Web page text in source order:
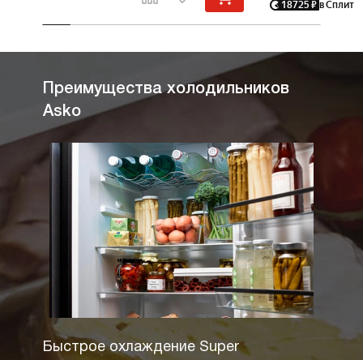
18725 ₽ в Сплит
Преимущества холодильников
Asko
Быстрое охлаждение Super